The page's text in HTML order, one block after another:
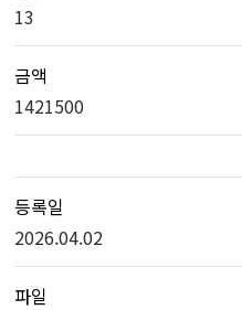
13
금액
1421500
등록일
2026.04.02
파일